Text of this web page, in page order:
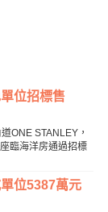
位招標售
ONE STANLEY，
臨海洋房通過招標
位5387萬元